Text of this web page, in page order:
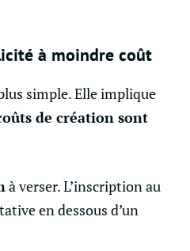
à moindre coût
simple. Elle implique
de création sont
à verser. L’inscription au
en dessous d’un